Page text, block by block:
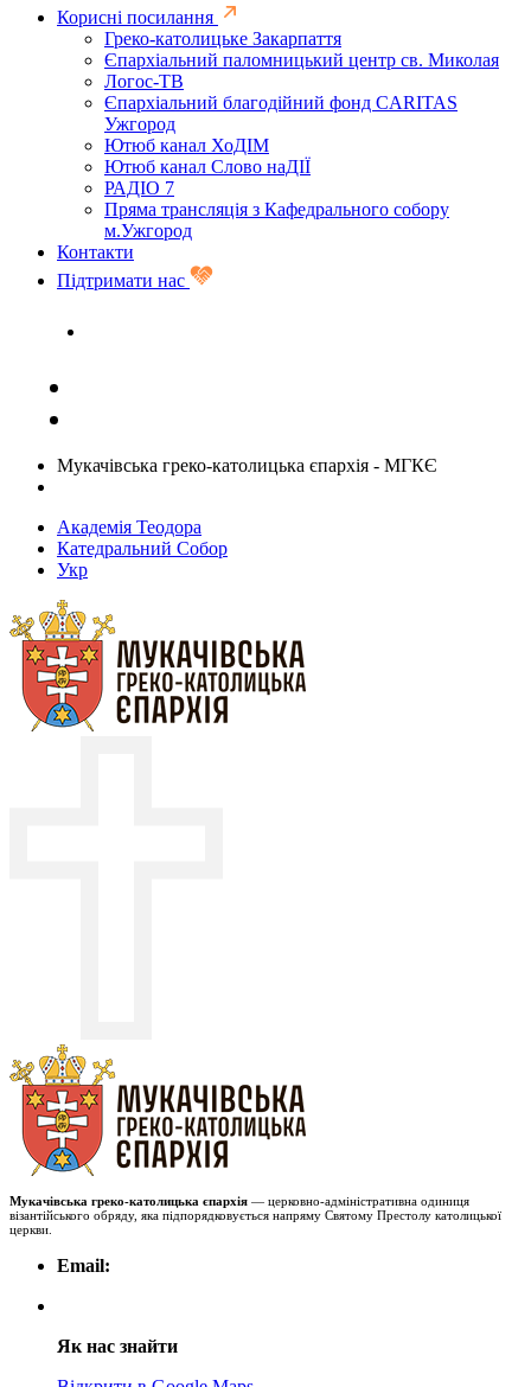
Корисні посилання
Греко-католицьке Закарпаття
Єпархіальний паломницький центр св. Миколая
Логос-ТВ
Єпархіальний благодійний фонд CARITAS
Ужгород
Ютюб канал ХоДІМ
Ютюб канал Слово наДІЇ
РАДІО 7
Пряма трансляція з Кафедрального собору
м.Ужгород
Контакти
Підтримати нас
Мукачівська греко-католицька єпархія - МГКЄ
Академія Теодора
Катедральний Собор
Укр
Мукачівська греко-католицька єпархія — церковно-адміністративна одиниця
візантійського обряду, яка підпорядковується напряму Святому Престолу католицької
церкви.
Email:
Як нас знайти